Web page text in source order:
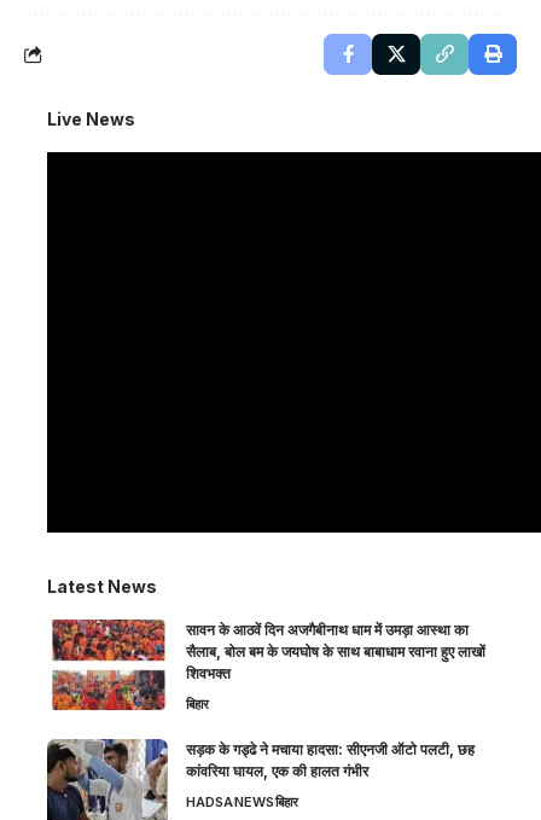
Live News
Latest News
सावन के आठवें दिन अजगैबीनाथ धाम में उमड़ा आस्था का
सैलाब, बोल बम के जयघोष के साथ बाबाधाम रवाना हुए लाखों
शिवभक्त
बिहार
सड़क के गड्ढे ने मचाया हादसा: सीएनजी ऑटो पलटी, छह
कांवरिया घायल, एक की हालत गंभीर
HADSANEWSबिहार